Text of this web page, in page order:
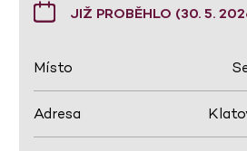
JIŽ PROBĚHLO (30. 5.
Místo
Adresa